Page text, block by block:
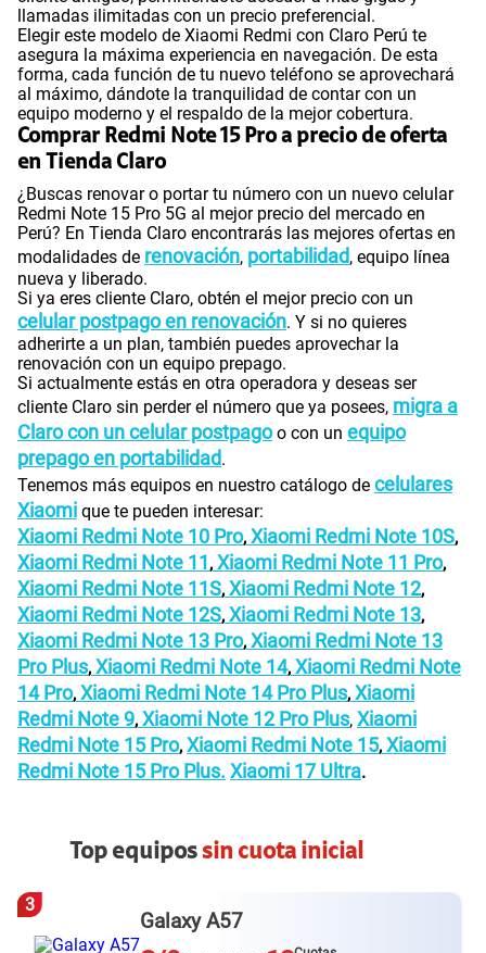
llamadas ilimitadas con un precio preferencial.
Elegir este modelo de Xiaomi Redmi con Claro Perú te
asegura la máxima experiencia en navegación. De esta
forma, cada función de tu nuevo teléfono se aprovechará
al máximo, dándote la tranquilidad de contar con un
equipo moderno y el respaldo de la mejor cobertura.
Comprar Redmi Note 15 Pro a precio de oferta
en Tienda Claro
¿Buscas renovar o portar tu número con un nuevo celular
Redmi Note 15 Pro 5G al mejor precio del mercado en
Perú? En Tienda Claro encontrarás las mejores ofertas en
modalidades de renovación, portabilidad, equipo línea
nueva y liberado.
Si ya eres cliente Claro, obtén el mejor precio con un
celular postpago en renovación. Y si no quieres
adherirte a un plan, también puedes aprovechar la
renovación con un equipo prepago.
Si actualmente estás en otra operadora y deseas ser
cliente Claro sin perder el número que ya posees, migra a
Claro con un celular postpagoo con un equipo
prepago en portabilidad.
Tenemos más equipos en nuestro catálogo de celulares
Xiaomi que te pueden interesar:
Xiaomi Redmi Note 10 Pro, Xiaomi Redmi Note 10S,
Xiaomi Redmi Note 11 , Xiaomi Redmi Note 11 Pro,
Xiaomi Redmi Note 11S, Xiaomi Redmi Note 12,
Xiaomi Redmi Note 12S, Xiaomi Redmi Note 13,
Xiaomi Redmi Note 13 Pro, Xiaomi Redmi Note 13
Pro Plus, Xiaomi Redmi Note 14, Xiaomi Redmi Note
14 Pro, Xiaomi Redmi Note 14 Pro Plus, Xiaomi
Redmi Note 9, Xiaomi Note 12 Pro Plus, Xiaomi
Redmi Note 15 Pro, Xiaomi Redmi Note 15, Xiaomi
Redmi Note 15 Pro Plus. Xiaomi 17 Ultra.
Top equipossin cuota inicial
3
Galaxy A57